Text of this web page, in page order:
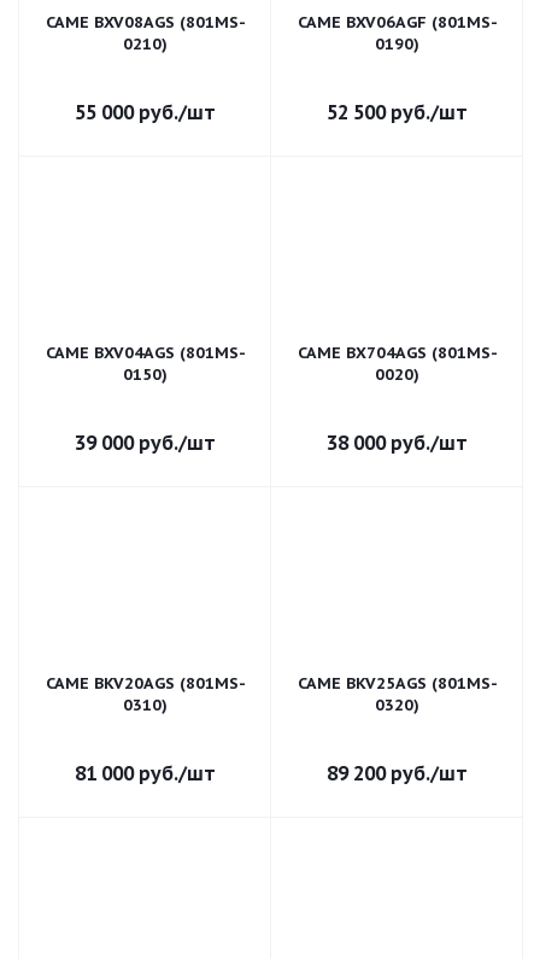
CAME BXV08AGS (801MS-
0210)
55 000руб./шт
CAME BXV06AGF (801MS-
0190)
52 500руб./шт
CAME BXV04AGS (801MS-
0150)
39 000руб./шт
CAME BX704AGS (801MS-
0020)
38 000руб./шт
CAME BKV20AGS (801MS-
0310)
81 000руб./шт
CAME BKV25AGS (801MS-
0320)
89 200руб./шт